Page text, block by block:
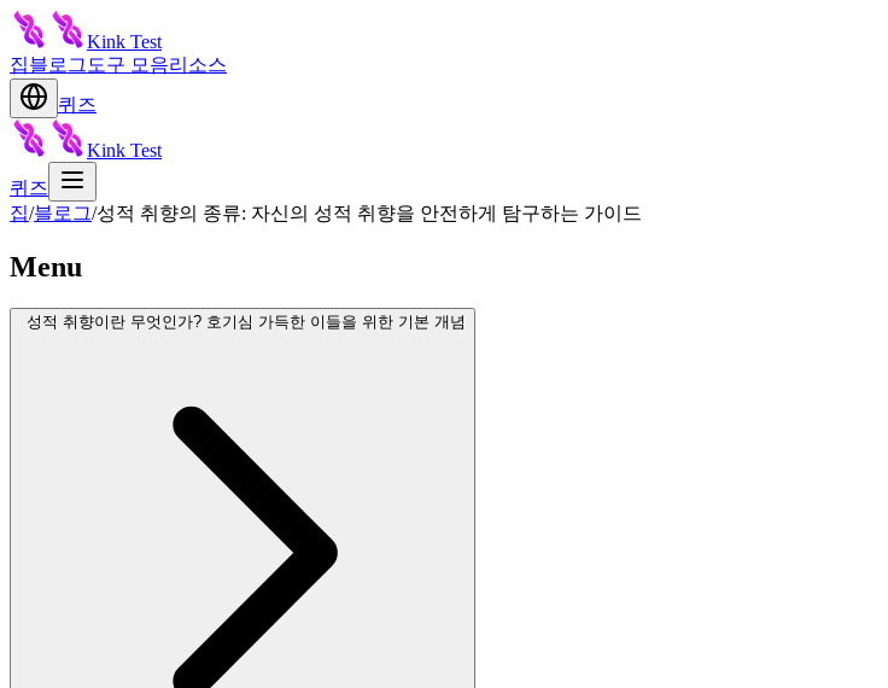
Kink Test
집블로그 도구 모음리소스
퀴즈
Kink Test
퀴즈
집/블로그/성적 취향의 종류: 자신의 성적 취향을 안전하게 탐구하는 가이드
Menu
성적 취향이란 무엇인가? 호기심 가득한 이들을 위한 기본 개념